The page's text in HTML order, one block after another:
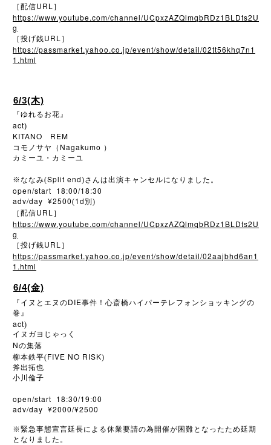
［配信URL ］
https://www.youtube.com/channel/UCpxzAZQlmqbRDz1BLDts2U
g
［投げ銭URL ］
https://passmarket.yahoo.co.jp/event/show/detail/02tt56khq7n1
1.html
6/3(木)
『ゆれるお花』
act)
KITANO REM
コモノサヤ（ Nagakumo ）
カミーユ・カミーユ
※ななみ(Split end)さんは出演キャンセルになりました。
open/start 18:00/18:30
adv/day ¥2500(1d 別)
［配信URL ］
https://www.youtube.com/channel/UCpxzAZQlmqbRDz1BLDts2U
g
［投げ銭URL ］
https://passmarket.yahoo.co.jp/event/show/detail/02aajbhd6an1
1.html
6/4(金)
『イヌとエヌのDIE事件！心斎橋ハイパーテレフォンショッキングの
巻』
act)
イヌガヨじゃっく
Nの集落
柳本鉄平(FIVE NO RISK)
斧出拓也
小川倫子
open/start 18:30/19:00
adv/day ¥2000/¥2500
※緊急事態宣言延長による休業要請の為開催が困難となったため延期
となりました。